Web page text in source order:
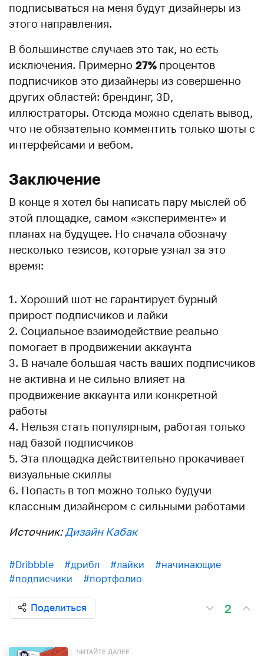
подписываться на меня будут дизайнеры из
этого направления.
В большинстве случаев это так, но есть
исключения. Примерно 27% процентов
подписчиков это дизайнеры из совершенно
других областей: брендинг, 3D,
иллюстраторы. Отсюда можно сделать вывод,
что не обязательно комментить только шоты с
интерфейсами и вебом.
Заключение
В конце я хотел бы написать пару мыслей об
этой площадке, самом «эксперименте» и
планах на будущее. Но сначала обозначу
несколько тезисов, которые узнал за это
время:
Хороший шот не гарантирует бурный
прирост подписчиков и лайки
Социальное взаимодействие реально
помогает в продвижении аккаунта
В начале большая часть ваших подписчиков
не активна и не сильно влияет на
продвижение аккаунта или конкретной
работы
Нельзя стать популярным, работая только
над базой подписчиков
Эта площадка действительно прокачивает
визуальные скиллы
Попасть в топ можно только будучи
классным дизайнером с сильными работами
Источник:Дизайн Кабак
#Dribbble #дрибл #лайки
#начинающие
#подписчики
#портфолио
Поделиться 2
ЧИТАЙТЕ ДАЛЕЕ